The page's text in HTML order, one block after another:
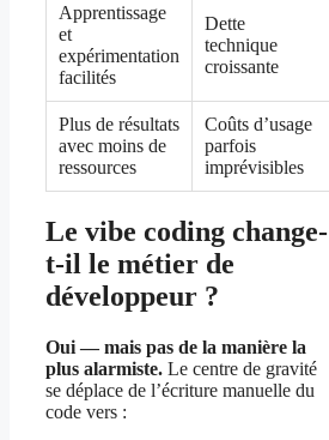
Apprentissage
et
expérimentation
facilités
Dette
technique
croissante
Plus de résultats
avec moins de
ressources
Coûts d’usage
parfois
imprévisibles
Le vibe coding change-
t-il le métier de
développeur ?
Oui — mais pas de la manière la
plus alarmiste. Le centre de gravité
se déplace de l’écriture manuelle du
code vers :